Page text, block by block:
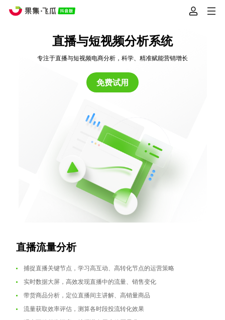
直播与短视频分析系统
专注于直播与短视频电商分析，科学、精准赋能营销增长
免费试用
直播流量分析
捕捉直播关键节点，学习高互动、高转化节点的运营策略
实时数据大屏，高效发现直播中的流量、销售变化
带货商品分析，定位直播间主讲解、高销量商品
流量获取效率评估，测算各时段投流转化效果